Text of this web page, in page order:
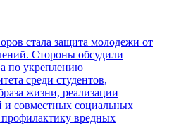
стала защита молодежи от
Стороны обсудили
по укреплению
среди студентов,
жизни, реализации
и совместных социальных
вредных